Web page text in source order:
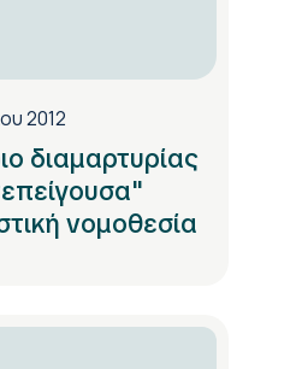
2012
διαμαρτυρίας
νομοθεσία